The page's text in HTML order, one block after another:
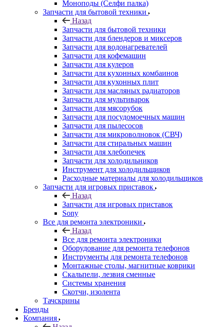
Моноподы (Селфи палка)
Запчасти для бытовой техники
Назад
Запчасти для бытовой техники
Запчасти для блендеров и миксеров
Запчасти для водонагревателей
Запчасти для кофемашин
Запчасти для кулеров
Запчасти для кухонных комбаинов
Запчасти для кухонных плит
Запчасти для масляных радиаторов
Запчасти для мультиварок
Запчасти для мясорубок
Запчасти для посудомоечных машин
Запчасти для пылесосов
Запчасти для микроволновок (СВЧ)
Запчасти для стиральных машин
Запчасти для хлебопечек
Запчасти для холодильников
Инструмент для холодильщиков
Расходные материалы для холодильщиков
Запчасти для игровых приставок
Назад
Запчасти для игровых приставок
Sony
Все для ремонта электроники
Назад
Все для ремонта электроники
Оборудование для ремонта телефонов
Инструменты для ремонта телефонов
Монтажные столы, магнитные коврики
Скальпели, лезвия сменные
Системы хранения
Скотчи, изолента
Тачскрины
Бренды
Компания